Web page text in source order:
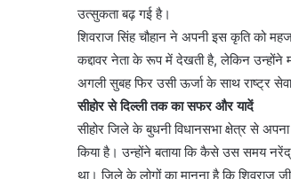
उत्सुकता बढ़ गई है।
शिवराज सिंह चौहान ने अपनी इस कृति को
कद्दावर नेता के रूप में देखती है, लेकिन
अगली सुबह फिर उसी ऊर्जा के साथ राष्ट्र
सीहोर से दिल्ली तक का सफर और यादें
सीहोर जिले के बुधनी विधानसभा क्षेत्र से
किया है। उन्होंने बताया कि कैसे उस समय
था। जिले के लोगों का मानना है कि शिवराज